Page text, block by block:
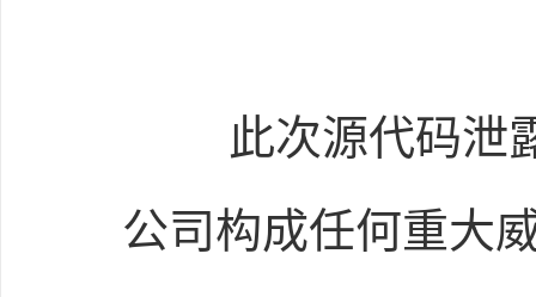
此次源代码泄露
公司构成任何重大